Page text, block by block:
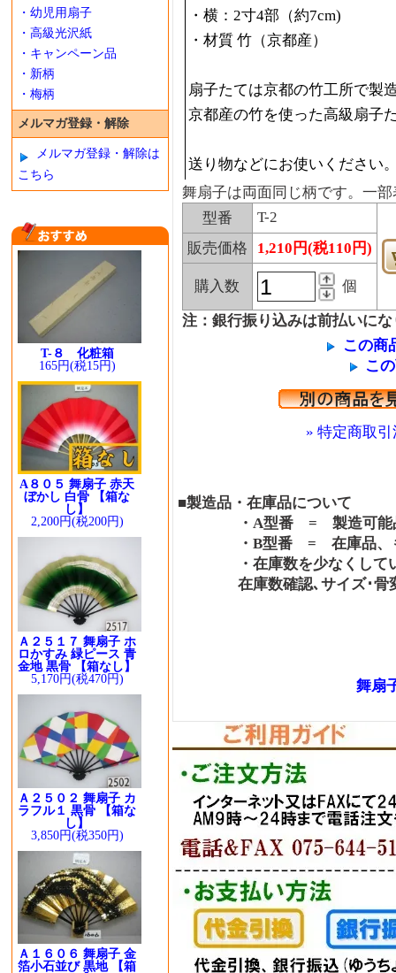
・幼児用扇子
・高級光沢紙
・キャンペーン品
・新柄
・梅柄
メルマガ登録・解除
メルマガ登録・解除は
こちら
T-８ 化粧箱
165円(税15円)
A８０５ 舞扇子 赤天
ぼかし 白骨 【箱な
し】
2,200円(税200円)
Ａ２５１７ 舞扇子 ホ
ロかすみ 緑ピース 青
金地 黒骨 【箱なし】
5,170円(税470円)
Ａ２５０２ 舞扇子 カ
ラフル１ 黒骨 【箱な
し】
3,850円(税350円)
Ａ１６０６ 舞扇子 金
箔小石並び 黒地 【箱
・横：2寸4部（約7cm)
・材質 竹（京都産）
扇子たては京都の竹工所で製
京都産の竹を使った高級扇子
送り物などにお使いください
舞扇子は両面同じ柄です。一
型番
T-2
販売価格
1,210円(税110円)
購入数 個
注：銀行振り込みは前払いに
この商
こ
» 特定商取
■製造品・在庫品について
・A型番 = 製造可能品
・B型番 = 在庫品、も
・在庫数を少なくしてい
在庫数確認､サイズ･骨変
舞扇